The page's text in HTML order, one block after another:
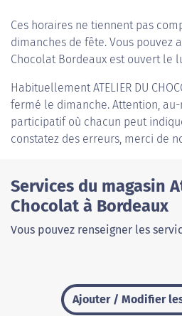
Ces horaires ne tiennent pas
dimanches de fête. Vous pouvez
Chocolat Bordeaux est ouvert le
HabituellementATELIER DU
fermé le dimanche. Attention,
participatif où chacun peut
constatez des erreurs, merci de
Services du magasin
Chocolat à Bordeaux
Vous pouvez renseigner les
Ajouter / Modifier